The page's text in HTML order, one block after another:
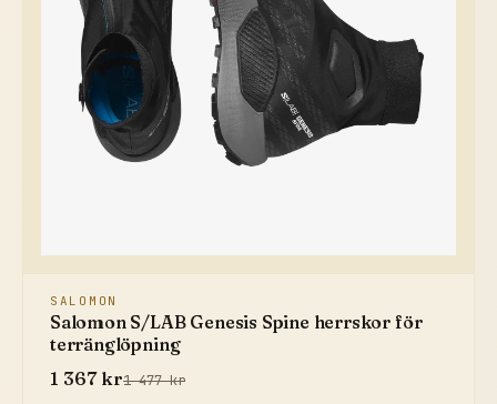
SALOMON
Salomon S/LAB Genesis Spine herrskor för
terränglöpning
1 367 kr1 477 kr